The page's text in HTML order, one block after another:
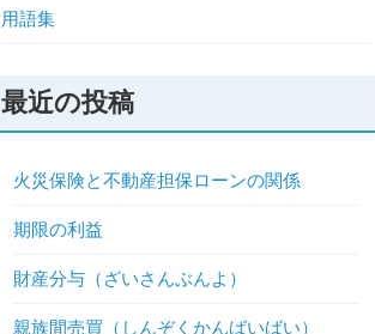
用語集
最近の投稿
火災保険と不動産担保ローンの関係
期限の利益
財産分与（ざいさんぶんよ）
親族間売買（しんぞくかんばいばい）